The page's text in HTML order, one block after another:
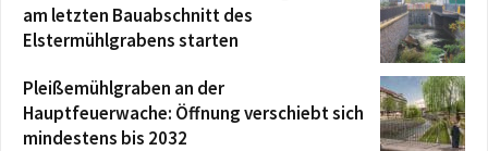
am letzten Bauabschnitt des
Elstermühlgrabens starten
Pleißemühlgraben an der
Hauptfeuerwache: Öffnung verschiebt sich
mindestens bis 2032